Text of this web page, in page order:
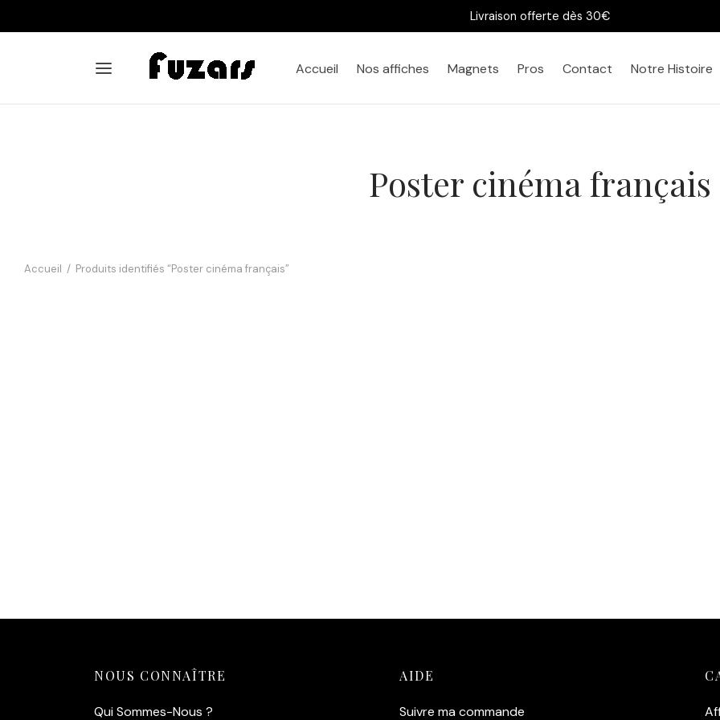
Livraison offerte dès 30€
Accueil Nos affiches Magnets Pros Contact Notre Histoire
Poster cinéma français
Accueil / Produits identifiés “Poster cinéma français”
NOUS CONNAÎTRE
Qui Sommes-Nous ?
AIDE
Suivre ma commande